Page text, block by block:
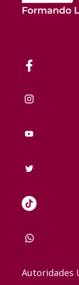
Autoridades